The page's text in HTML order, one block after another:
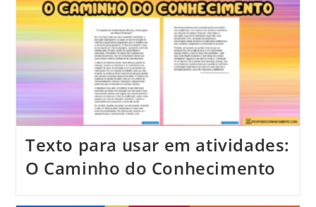
Texto para usar em atividades:
O Caminho do Conhecimento